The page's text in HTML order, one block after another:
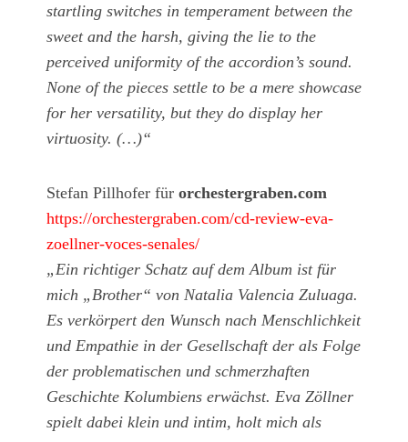
startling switches in temperament between the
sweet and the harsh, giving the lie to the
perceived uniformity of the accordion’s sound.
None of the pieces settle to be a mere showcase
for her versatility, but they do display her
virtuosity. (…)“
Stefan Pillhofer für orchestergraben.com
https://orchestergraben.com/cd-review-eva-
zoellner-voces-senales/
„Ein richtiger Schatz auf dem Album ist für
mich „Brother“ von Natalia Valencia Zuluaga.
Es verkörpert den Wunsch nach Menschlichkeit
und Empathie in der Gesellschaft der als Folge
der problematischen und schmerzhaften
Geschichte Kolumbiens erwächst. Eva Zöllner
spielt dabei klein und intim, holt mich als